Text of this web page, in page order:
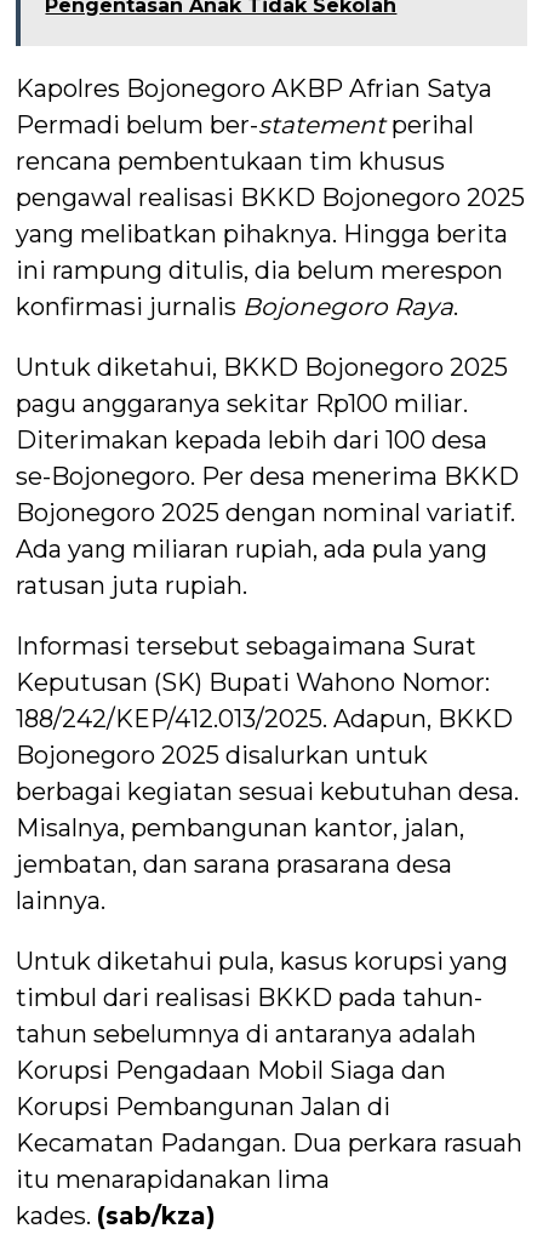
Pengentasan Anak Tidak Sekolah
Kapolres Bojonegoro AKBP Afrian Satya
Permadi belum ber-statementperihal
rencana pembentukaan tim khusus
pengawal realisasi BKKD Bojonegoro 2025
yang melibatkan pihaknya. Hingga berita
ini rampung ditulis, dia belum merespon
konfirmasi jurnalis Bojonegoro Raya.
Untuk diketahui, BKKD Bojonegoro 2025
pagu anggaranya sekitar Rp100 miliar.
Diterimakan kepada lebih dari 100 desa
se-Bojonegoro. Per desa menerima BKKD
Bojonegoro 2025 dengan nominal variatif.
Ada yang miliaran rupiah, ada pula yang
ratusan juta rupiah.
Informasi tersebut sebagaimana Surat
Keputusan (SK) Bupati Wahono Nomor:
188/242/KEP/412.013/2025. Adapun, BKKD
Bojonegoro 2025 disalurkan untuk
berbagai kegiatan sesuai kebutuhan desa.
Misalnya, pembangunan kantor, jalan,
jembatan, dan sarana prasarana desa
lainnya.
Untuk diketahui pula, kasus korupsi yang
timbul dari realisasi BKKD pada tahun-
tahun sebelumnya di antaranya adalah
Korupsi Pengadaan Mobil Siaga dan
Korupsi Pembangunan Jalan di
Kecamatan Padangan. Dua perkara rasuah
itu menarapidanakan lima
kades. (sab/kza)